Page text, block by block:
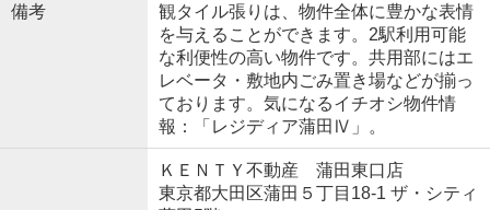
備考
観タイル張りは、物件全体に豊かな表情
を与えることができます。2駅利用可能
な利便性の高い物件です。共用部にはエ
レベータ・敷地内ごみ置き場などが揃っ
ております。気になるイチオシ物件情
報：「レジディア蒲田Ⅳ」。
ＫＥＮＴＹ不動産 蒲田東口店
東京都大田区蒲田５丁目18-1 ザ・シティ